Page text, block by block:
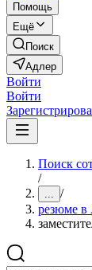
Помощь
Ещё
Поиск
Адлер
Войти
Войти
Поиск
/
... /
резюме в